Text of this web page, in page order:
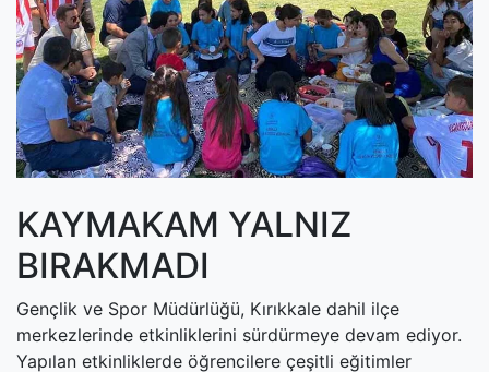
Dünya(current)
Yerel(current)
İller(current)
KAYMAKAM YALNIZ
BIRAKMADI
Gençlik ve Spor Müdürlüğü, Kırıkkale dahil ilçe
merkezlerinde etkinliklerini sürdürmeye devam ediyor.
Yapılan etkinliklerde öğrencilere çeşitli eğitimler